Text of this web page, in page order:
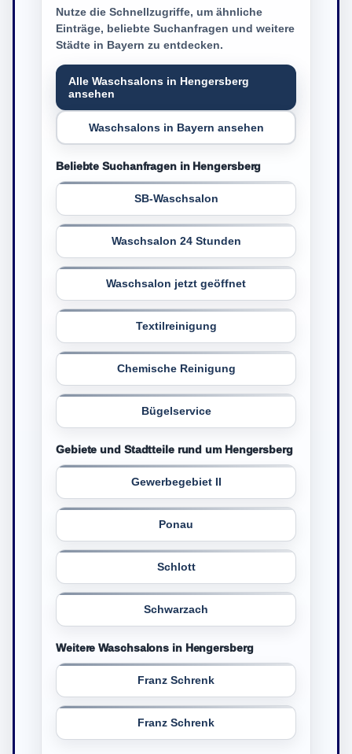
Nutze die Schnellzugriffe, um ähnliche
Einträge, beliebte Suchanfragen und weitere
Städte in Bayern zu entdecken.
Alle Waschsalons in Hengersberg
ansehen
Waschsalons in Bayern ansehen
Beliebte Suchanfragen in Hengersberg
SB-Waschsalon
Waschsalon 24 Stunden
Waschsalon jetzt geöffnet
Textilreinigung
Chemische Reinigung
Bügelservice
Gebiete und Stadtteile rund um Hengersberg
Gewerbegebiet II
Ponau
Schlott
Schwarzach
Weitere Waschsalons in Hengersberg
Franz Schrenk
Franz Schrenk